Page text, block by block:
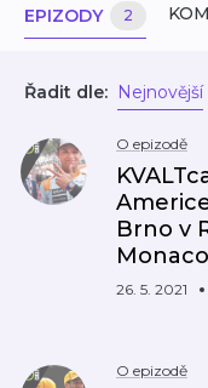
EPIZODY 2
Řadit dle: Nejnovější
O epizodě
Brno v
Monaco
26. 5. 2021
O epizodě